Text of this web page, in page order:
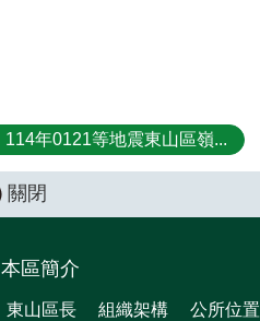
114年0121等地震東山區嶺...
關閉
本區簡介
東山區長 組織架構 公所位置